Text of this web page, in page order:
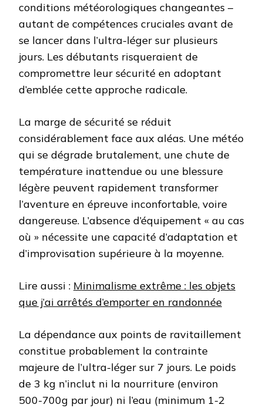
conditions météorologiques changeantes –
autant de compétences cruciales avant de
se lancer dans l’ultra-léger sur plusieurs
jours. Les débutants risqueraient de
compromettre leur sécurité en adoptant
d’emblée cette approche radicale.
La marge de sécurité se réduit
considérablement face aux aléas. Une météo
qui se dégrade brutalement, une chute de
température inattendue ou une blessure
légère peuvent rapidement transformer
l’aventure en épreuve inconfortable, voire
dangereuse. L’absence d’équipement « au cas
où » nécessite une capacité d’adaptation et
d’improvisation supérieure à la moyenne.
Lire aussi : Minimalisme extrême : les objets
que j’ai arrêtés d’emporter en randonnée
La dépendance aux points de ravitaillement
constitue probablement la contrainte
majeure de l’ultra-léger sur 7 jours. Le poids
de 3 kg n’inclut ni la nourriture (environ
500-700g par jour) ni l’eau (minimum 1-2